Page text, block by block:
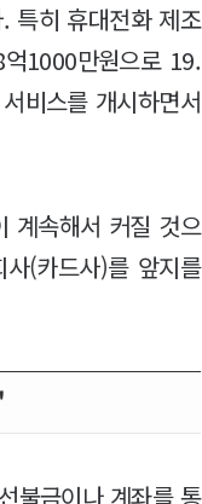
특히 휴대전화 제조
1000만원으로 19.
비스를 개시하면서
계속해서 커질 것으
(카드사)를 앞지를
불금이나 계좌를 통